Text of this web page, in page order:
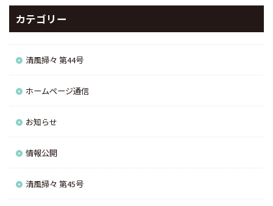
カテゴリー
清風掃々 第44号
ホームページ通信
お知らせ
情報公開
清風掃々 第45号